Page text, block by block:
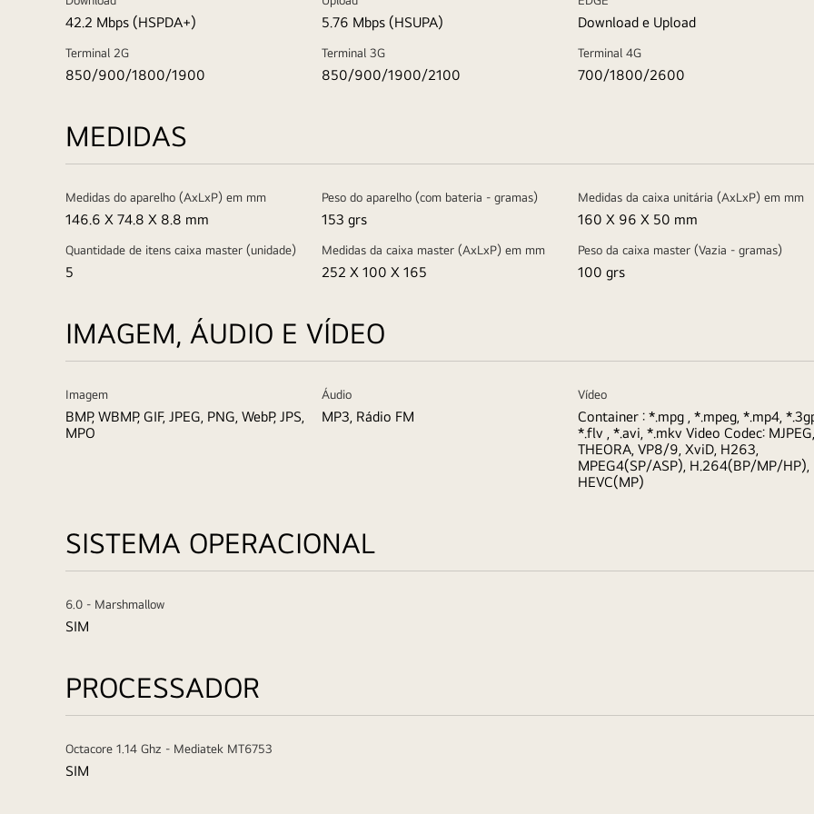
42.2 Mbps (HSPDA+) 5.76 Mbps (HSUPA) Download e Upload
Terminal 2G
850/900/1800/1900
Terminal 3G
850/900/1900/2100
Terminal 4G
700/1800/2600
MEDIDAS
Medidas do aparelho (AxLxP) em mm
146.6 X 74.8 X 8.8 mm
Peso do aparelho (com bateria - gramas)
153 grs
Medidas da caixa unitária (AxLxP) em mm
160 X 96 X 50 mm
Quantidade de itens caixa master (unidade)
5
Medidas da caixa master (AxLxP) em mm
252 X 100 X 165
Peso da caixa master (Vazia - gramas)
100 grs
IMAGEM, ÁUDIO E VÍDEO
Imagem
BMP, WBMP, GIF, JPEG, PNG, WebP, JPS,
MPO
Áudio
MP3, Rádio FM
Vídeo
Container : *.mpg , *.mpeg, *.mp4,
*.flv , *.avi, *.mkv Video Codec: MJPEG,
THEORA, VP8/9, XviD, H263,
MPEG4(SP/ASP), H.264(BP/MP/HP),
HEVC(MP)
SISTEMA OPERACIONAL
6.0 - Marshmallow
SIM
PROCESSADOR
Octacore 1.14 Ghz - Mediatek MT6753
SIM